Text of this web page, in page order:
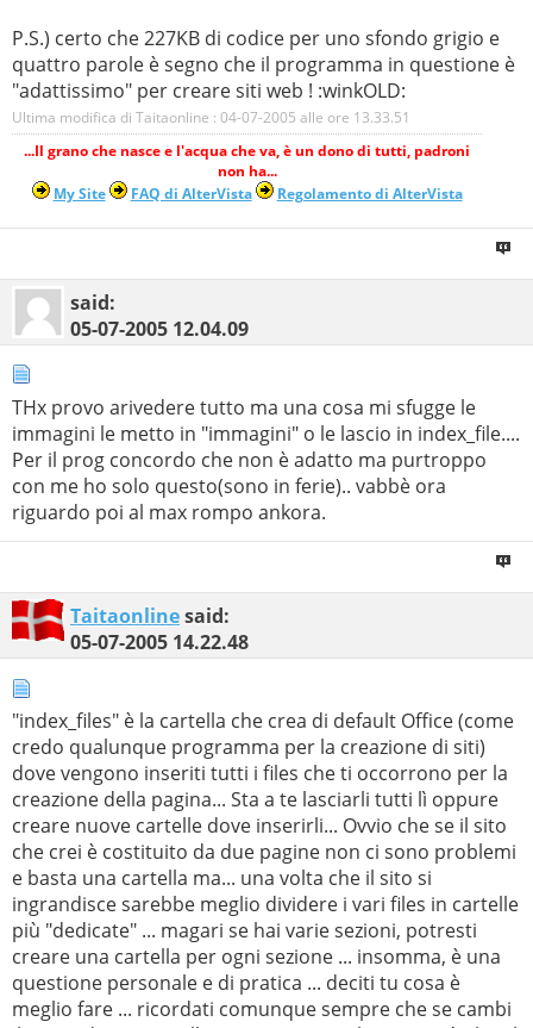
P.S.) certo che 227KB di codice per uno sfondo grigio e
quattro parole è segno che il programma in questione è
"adattissimo" per creare siti web ! :winkOLD:
Ultima modifica di Taitaonline : 04-07-2005 alle ore 13.33.51
...Il grano che nasce e l'acqua che va, è un dono di tutti, padroni
non ha...
My Site
FAQ di AlterVista Regolamento di AlterVista
said:
05-07-2005 12.04.09
THx provo arivedere tutto ma una cosa mi sfugge le
immagini le metto in "immagini" o le lascio in index_file....
Per il prog concordo che non è adatto ma purtroppo
con me ho solo questo(sono in ferie).. vabbè ora
riguardo poi al max rompo ankora.
Taitaonlinesaid:
05-07-2005 14.22.48
"index_files" è la cartella che crea di default Office (come
credo qualunque programma per la creazione di siti)
dove vengono inseriti tutti i files che ti occorrono per la
creazione della pagina... Sta a te lasciarli tutti lì oppure
creare nuove cartelle dove inserirli... Ovvio che se il sito
che crei è costituito da due pagine non ci sono problemi
e basta una cartella ma... una volta che il sito si
ingrandisce sarebbe meglio dividere i vari files in cartelle
più "dedicate" ... magari se hai varie sezioni, potresti
creare una cartella per ogni sezione ... insomma, è una
questione personale e di pratica ... deciti tu cosa è
meglio fare ... ricordati comunque sempre che se cambi